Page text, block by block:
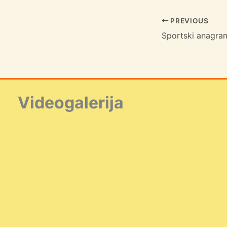
PREVIOUS
Sportski
Videogalerija